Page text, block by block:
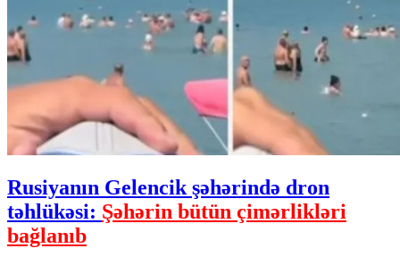
Rusiyanın Gelencik şəhərində dron
təhlükəsi: Şəhərin bütün çimərlikləri
bağlanıb